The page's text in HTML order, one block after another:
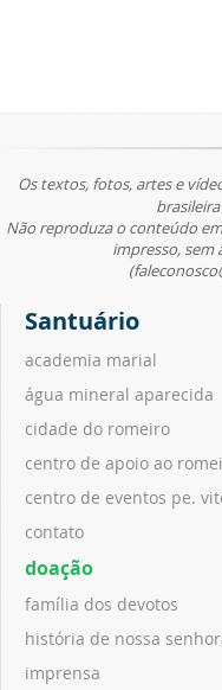
Os textos, fotos, artes e
Não reproduza o conteúdo
impresso, sem
Santuário
academia marial
água mineral aparecida
cidade do romeiro
centro de apoio ao
centro de eventos pe.
contato
doação
família dos devotos
história de nossa
imprensa